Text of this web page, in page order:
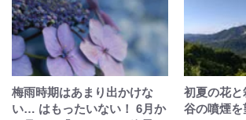
梅雨時期はあまり出かけな
い… はもったいない！ 6月か
初夏の花
谷の噴煙を